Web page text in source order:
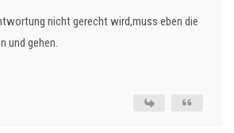
nicht gerecht wird,muss eben die
und gehen.